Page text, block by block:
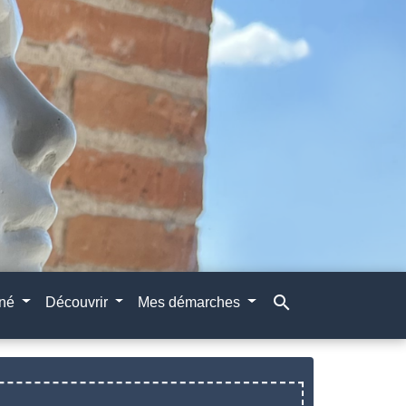
Découvrir Mes démarches search